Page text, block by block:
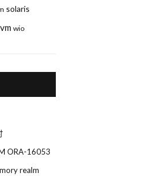
solaris
vm wio
ORA-16053
realm